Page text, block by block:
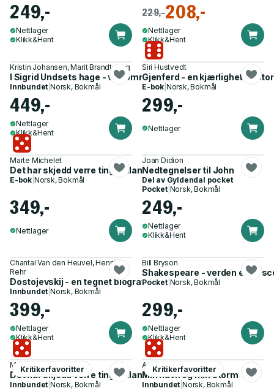
249,-
Nettlager
Klikk&Hent
229,-208,-
Nettlager
Klikk&Hent
Kristin Johansen, Marit Brandtsegg
I Sigrid Undsets hage - velkommen til Bjerkebæk
Innbundet |Norsk, Bokmål
449,-
Nettlager
Klikk&Hent
Siri Hustvedt
Gjenferd - en
E-bok Norsk, Bokmål
299,-
Nettlager
Marte Michelet
Det har skjedd verre ting i utlandet - scener fra et farskap
E-bok Norsk, Bokmål
349,-
Nettlager
Joan Didion
Nedtegnelser til John
Del av Gyldendal pocket
Pocket| Norsk, Bokmål
249,-
Nettlager
Klikk&Hent
Chantal Van den Heuvel, Henrik
Rehr
Dostojevskij - en tegnet biografi
Innbundet |Norsk, Bokmål
399,-
Nettlager
Klikk&Hent
Bill Bryson
Shakespeare - verden er en
Pocket| Norsk, Bokmål
299,-
Nettlager
Klikk&Hent
Kritikerfavoritter
Marte Michelet
Det har skjedd verre ting i utlandet - scener fra et farskap
Innbundet |Norsk, Bokmål
Kritikerfavoritter
Arundhati Roy
Min havn og min storm
Innbundet |Norsk, Bokmål